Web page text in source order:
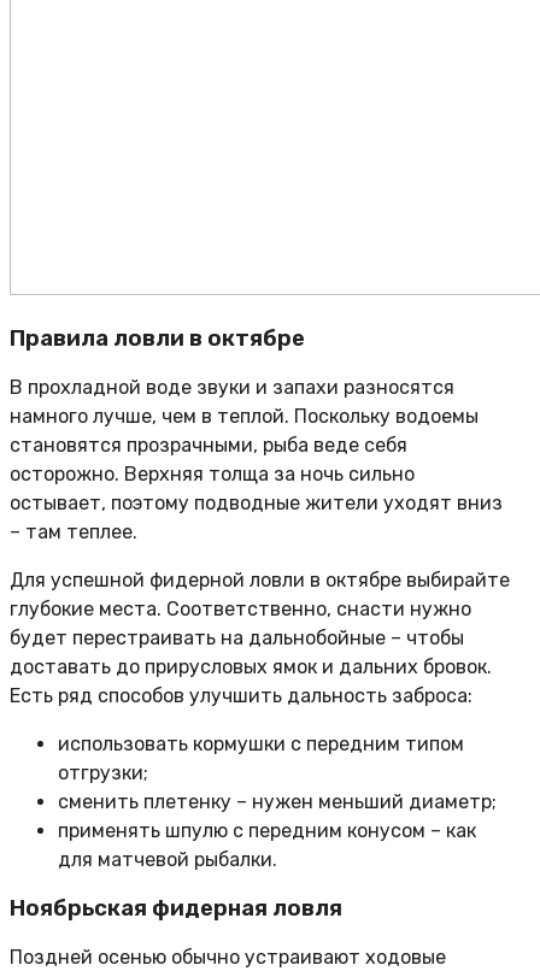
Правила ловли в октябре
В прохладной воде звуки и запахи разносятся
намного лучше, чем в теплой. Поскольку водоемы
становятся прозрачными, рыба веде себя
осторожно. Верхняя толща за ночь сильно
остывает, поэтому подводные жители уходят вниз
– там теплее.
Для успешной фидерной ловли в октябре выбирайте
глубокие места. Соответственно, снасти нужно
будет перестраивать на дальнобойные – чтобы
доставать до прирусловых ямок и дальних бровок.
Есть ряд способов улучшить дальность заброса:
использовать кормушки с передним типом
отгрузки;
сменить плетенку – нужен меньший диаметр;
применять шпулю с передним конусом – как
для матчевой рыбалки.
Ноябрьская фидерная ловля
Поздней осенью обычно устраивают ходовые